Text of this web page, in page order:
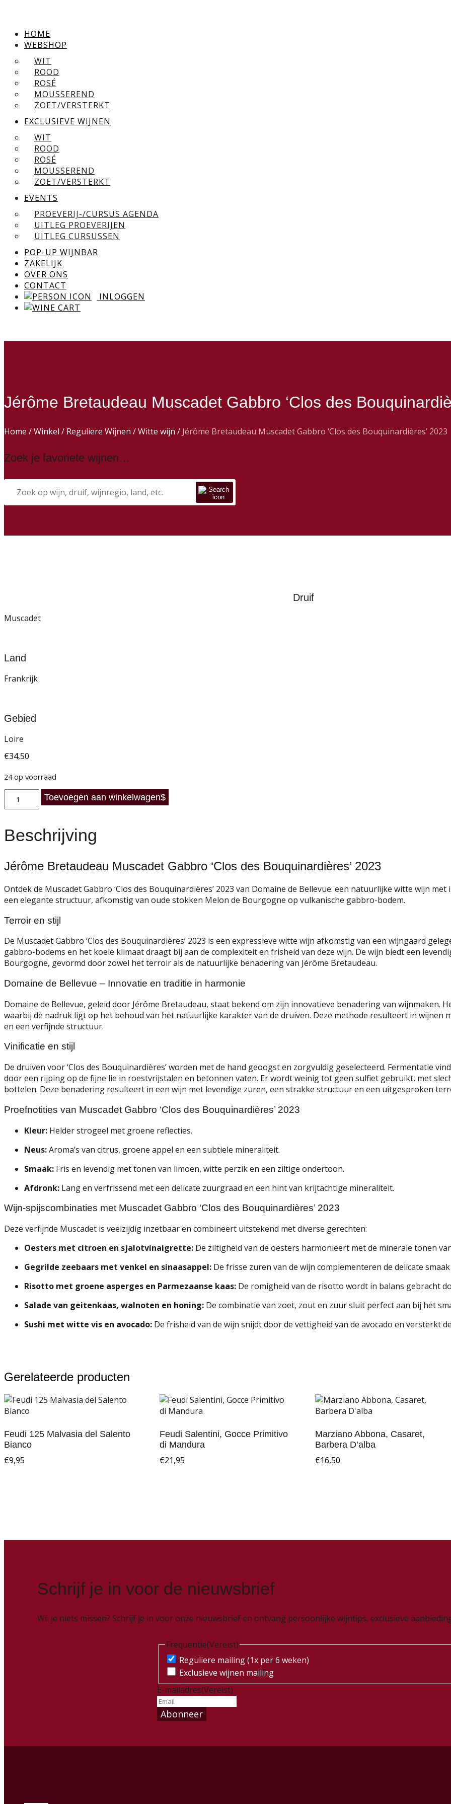
HOME
WEBSHOP
WIT
ROOD
ROSÉ
MOUSSEREND
ZOET/VERSTERKT
EXCLUSIEVE WIJNEN
WIT
ROOD
ROSÉ
MOUSSEREND
ZOET/VERSTERKT
EVENTS
PROEVERIJ-/CURSUS AGENDA
UITLEG PROEVERIJEN
UITLEG CURSUSSEN
POP-UP WIJNBAR
ZAKELIJK
OVER ONS
CONTACT
INLOGGEN
Jérôme Bretaudeau Muscadet Gabbro ‘Clos des
Home /Winkel / Reguliere Wijnen /Witte wijn / Jérôme Bretaudeau Muscadet Gabbro ‘Clos des Bouquinardières’ 2023
Zoek je favoriete wijnen…
Druif
Muscadet
Land
Frankrijk
Gebied
Loire
€34,50
24 op voorraad
Bretaudeau
Gabbro
'Clos
Bouquinardières'
2023
Toevoegen aan winkelwagen
Beschrijving
Jérôme Bretaudeau Muscadet Gabbro ‘Clos des Bouquinardières’ 2023
Ontdek de Muscadet Gabbro ‘Clos des Bouquinardières’ 2023 van Domaine de Bellevue: een natuurlijke witte wijn
een elegante structuur, afkomstig van oude stokken Melon de Bourgogne op vulkanische gabbro-bodem.
Terroir en stijl
De Muscadet Gabbro ‘Clos des Bouquinardières’ 2023 is een expressieve witte wijn afkomstig van een wijngaard
gabbro-bodems en het koele klimaat draagt bij aan de complexiteit en frisheid van deze wijn. De wijn biedt een
Bourgogne, gevormd door zowel het terroir als de natuurlijke benadering van Jérôme Bretaudeau.
Domaine de Bellevue – Innovatie en traditie in harmonie
Domaine de Bellevue, geleid door Jérôme Bretaudeau, staat bekend om zijn innovatieve benadering van wijnmaken.
waarbij de nadruk ligt op het behoud van het natuurlijke karakter van de druiven. Deze methode resulteert in wijnen
en een verfijnde structuur.
Vinificatie en stijl
De druiven voor ‘Clos des Bouquinardières’ worden met de hand geoogst en zorgvuldig geselecteerd. Fermentatie
door een rijping op de fijne lie in roestvrijstalen en betonnen vaten. Er wordt weinig tot geen sulfiet gebruikt, met
bottelen. Deze benadering resulteert in een wijn met levendige zuren, een strakke structuur en een uitgesproken
Proefnotities van Muscadet Gabbro ‘Clos des Bouquinardières’ 2023
Kleur: Helder strogeel met groene reflecties.
Neus:Aroma’s van citrus, groene appel en een subtiele mineraliteit.
Smaak: Fris en levendig met tonen van limoen, witte perzik en een ziltige ondertoon.
Afdronk: Lang en verfrissend met een delicate zuurgraad en een hint van krijtachtige mineraliteit.
Wijn-spijscombinaties met Muscadet Gabbro ‘Clos des Bouquinardières’ 2023
Deze verfijnde Muscadet is veelzijdig inzetbaar en combineert uitstekend met diverse gerechten:
Oesters met citroen en sjalotvinaigrette: De ziltigheid van de oesters harmonieert met de minerale tonen
Gegrilde zeebaars met venkel en sinaasappel: De frisse zuren van de wijn complementeren de delicate smaak
Risotto met groene asperges en Parmezaanse kaas: De romigheid van de risotto wordt in balans gebracht
Salade van geitenkaas, walnoten en honing: De combinatie van zoet, zout en zuur sluit perfect aan bij het
Sushi met witte vis en avocado: De frisheid van de wijn snijdt door de vettigheid van de avocado en versterkt
Gerelateerde producten
Feudi 125 Malvasia del Salento
Bianco
€9,95
Feudi Salentini, Gocce Primitivo
di Mandura
€21,95
Marziano Abbona, Casaret,
Barbera D’alba
€16,50
Schrijf je in voor de nieuwsbrief
Wil je niets missen? Schrijf je in voor onze nieuwsbrief en ontvang persoonlijke wijntips, exclusieve
Frequentie(Vereist)
Reguliere mailing (1x per 6 weken)
Exclusieve wijnen mailing
E-mailadres(Vereist)